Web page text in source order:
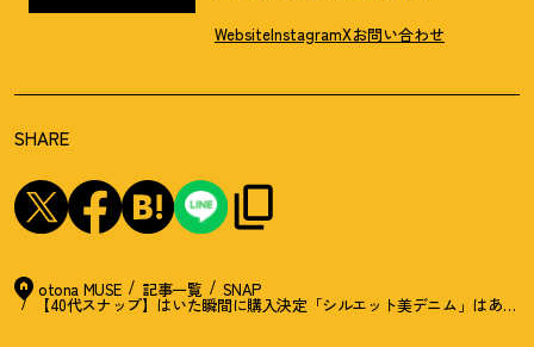
WebsiteInstagramXお問い合わせ
SHARE
otona MUSE 記事一覧 SNAP
【40代スナップ】はいた瞬間に購入決定「シルエット美デニム」はあえ